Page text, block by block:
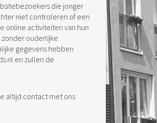
die jonger
niet controleren of een
online activiteiten van hun
ouderlijke
gegevens hebben
en zullen de
altijd contact met ons